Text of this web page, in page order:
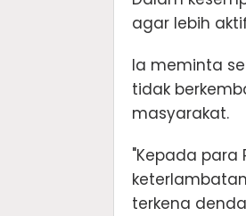
agar lebih
Ia meminta
tidak
masyarakat.
"Kepada para
terkena